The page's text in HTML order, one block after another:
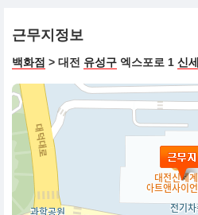
근무지정보
백화점 > 대전 유성구 엑스포로 1 신